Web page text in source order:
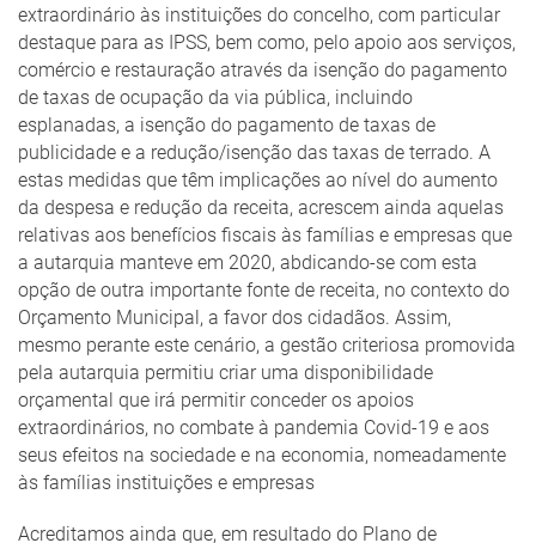
extraordinário às instituições do concelho, com particular
destaque para as IPSS, bem como, pelo apoio aos serviços,
comércio e restauração através da isenção do pagamento
de taxas de ocupação da via pública, incluindo
esplanadas, a isenção do pagamento de taxas de
publicidade e a redução/isenção das taxas de terrado. A
estas medidas que têm implicações ao nível do aumento
da despesa e redução da receita, acrescem ainda aquelas
relativas aos benefícios fiscais às famílias e empresas que
a autarquia manteve em 2020, abdicando-se com esta
opção de outra importante fonte de receita, no contexto do
Orçamento Municipal, a favor dos cidadãos. Assim,
mesmo perante este cenário, a gestão criteriosa promovida
pela autarquia permitiu criar uma disponibilidade
orçamental que irá permitir conceder os apoios
extraordinários, no combate à pandemia Covid-19 e aos
seus efeitos na sociedade e na economia, nomeadamente
às famílias instituições e empresas
Acreditamos ainda que, em resultado do Plano de